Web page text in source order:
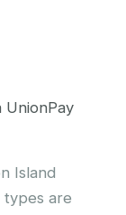
Island
are